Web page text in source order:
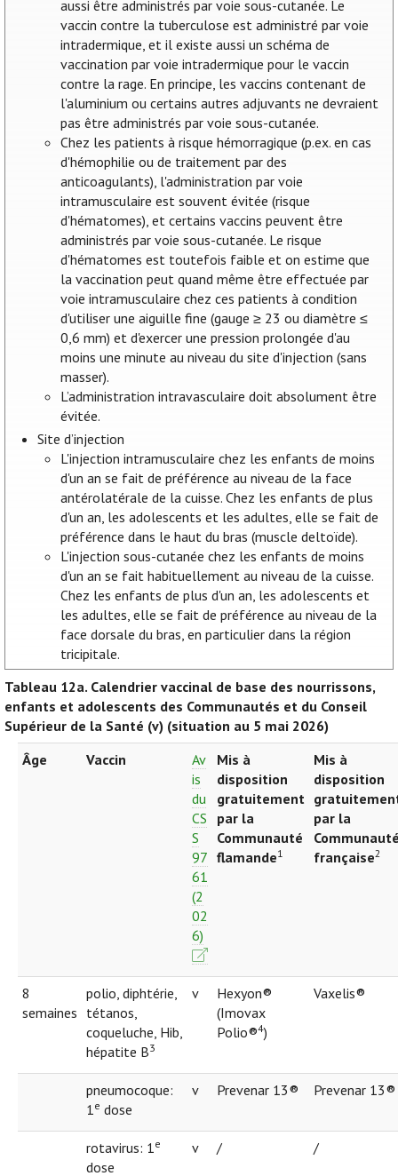
aussi être administrés par voie sous-cutanée. Le
vaccin contre la tuberculose est administré par voie
intradermique, et il existe aussi un schéma de
vaccination par voie intradermique pour le vaccin
contre la rage. En principe, les vaccins contenant de
l'aluminium ou certains autres adjuvants ne devraient
pas être administrés par voie sous-cutanée.
Chez les patients à risque hémorragique (p.ex. en cas
d'hémophilie ou de traitement par des
anticoagulants), l'administration par voie
intramusculaire est souvent évitée (risque
d'hématomes), et certains vaccins peuvent être
administrés par voie sous-cutanée. Le risque
d'hématomes est toutefois faible et on estime que
la vaccination peut quand même être effectuée par
voie intramusculaire chez ces patients à condition
d'utiliser une aiguille fine (gauge ≥ 23 ou diamètre ≤
0,6 mm) et d'exercer une pression prolongée d'au
moins une minute au niveau du site d'injection (sans
masser).
L’administration intravasculaire doit absolument être
évitée.
Site d’injection
L'injection intramusculaire chez les enfants de moins
d'un an se fait de préférence au niveau de la face
antérolatérale de la cuisse. Chez les enfants de plus
d'un an, les adolescents et les adultes, elle se fait de
préférence dans le haut du bras (muscle deltoïde).
L'injection sous-cutanée chez les enfants de moins
d'un an se fait habituellement au niveau de la cuisse.
Chez les enfants de plus d'un an, les adolescents et
les adultes, elle se fait de préférence au niveau de la
face dorsale du bras, en particulier dans la région
tricipitale.
Tableau 12a. Calendrier vaccinal de base des nourrissons,
enfants et adolescents des Communautés et du Conseil
Supérieur de la Santé (v) (situation au 5 mai 2026)
Âge
Vaccin
Av
is
du
CS
S
97
61
(2
02
6)
Mis à
disposition
gratuitement
par la
Communauté
flamande1
Mis à
disposition
par la
française2
8
semaines
polio, diphtérie,
tétanos,
coqueluche, Hib,
hépatite B3
v
Hexyon®
(Imovax
Polio®4)
Vaxelis®
pneumocoque:
1e dose
v Prevenar 13® Prevenar 13®
rotavirus: 1e
dose
v / /